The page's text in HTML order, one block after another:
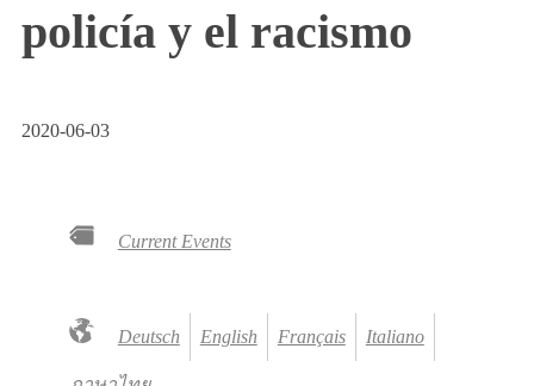
policía y el racismo
2020-06-03
Current Events
Deutsch English Français Italiano